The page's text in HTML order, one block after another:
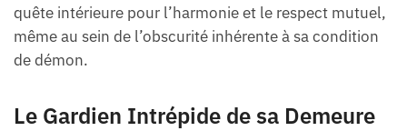
quête intérieure pour l’harmonie et le respect mutuel,
même au sein de l’obscurité inhérente à sa condition
de démon.
Le Gardien Intrépide de sa Demeure